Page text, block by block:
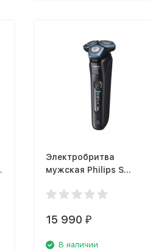
Электробритва
мужская Philips S
15 990 ₽
В наличии